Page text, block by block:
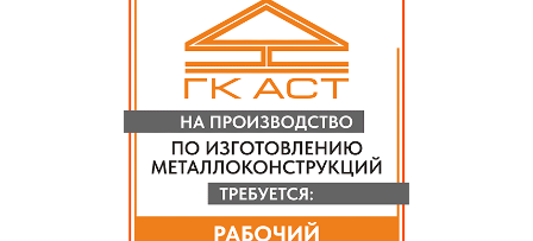
ГОЛОСОВАНИЯ
ПРЕДЛОЖИТЬ НОВОСТЬ